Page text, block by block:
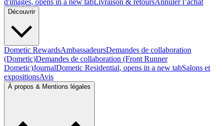
d'images, opens in a new tabLivraison & retoursAnnuler l’achat
Découvrir
Dometic RewardsAmbassadeursDemandes de collaboration
(Dometic)Demandes de collaboration (Front Runner
Dometic)JournalDometic Residential, opens in a new tabSalons et
expositionsAvis
À propos & Mentions légales